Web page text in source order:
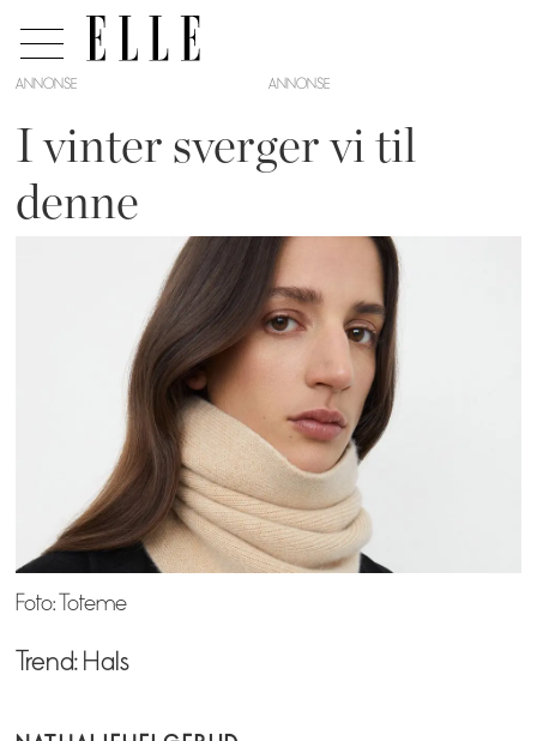
ANNONSE
I vinter sverger vi til
denne
Foto: Toteme
Trend: Hals